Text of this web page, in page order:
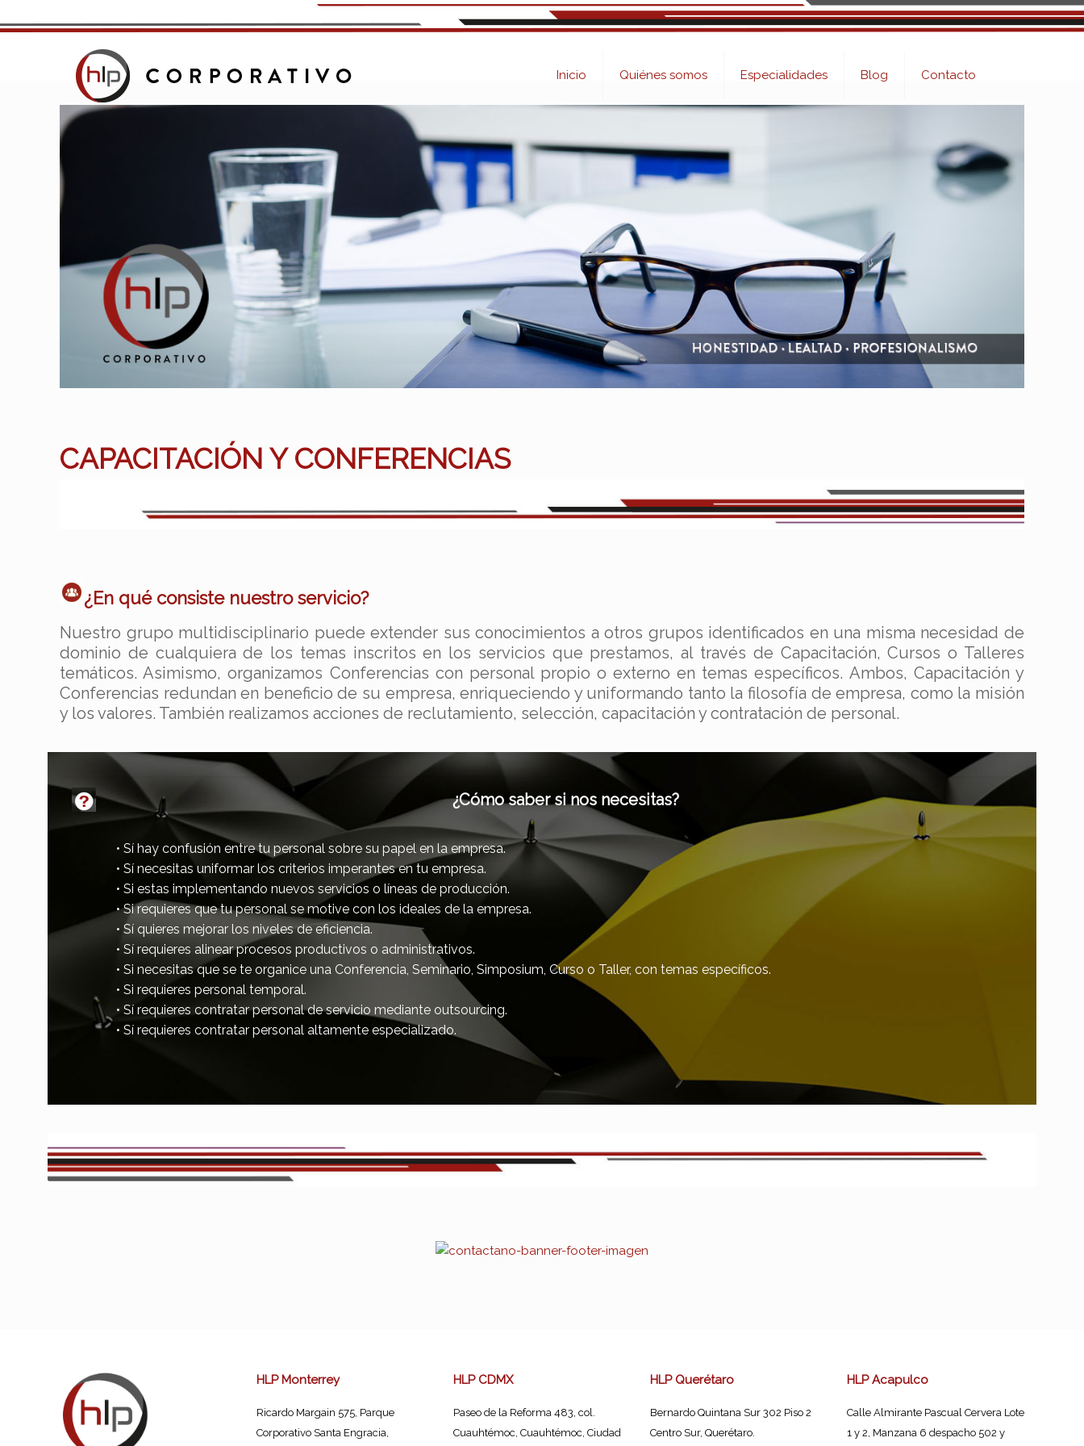
Inicio Quiénes somos Especialidades Blog Contacto
CAPACITACIÓN Y CONFERENCIAS
¿En qué consiste nuestro servicio?
Nuestro grupo multidisciplinario puede extender sus conocimientos a otros grupos identificados en una misma necesidad de
dominio de cualquiera de los temas inscritos en los servicios que prestamos, al través de Capacitación, Cursos o Talleres
temáticos. Asimismo, organizamos Conferencias con personal propio o externo en temas específicos. Ambos, Capacitación y
Conferencias redundan en beneficio de su empresa, enriqueciendo y uniformando tanto la filosofía de empresa, como la misión
y los valores. También realizamos acciones de reclutamiento, selección, capacitación y contratación de personal.
¿Cómo saber si nos necesitas?
• Sí hay confusión entre tu personal sobre su papel en la empresa.
• Sí necesitas uniformar los criterios imperantes en tu empresa.
• Si estas implementando nuevos servicios o líneas de producción.
• Si requieres que tu personal se motive con los ideales de la empresa.
• Sí quieres mejorar los niveles de eficiencia.
• Sí requieres alinear procesos productivos o administrativos.
• Si necesitas que se te organice una Conferencia, Seminario, Simposium, Curso o Taller, con temas específicos.
• Si requieres personal temporal.
• Sí requieres contratar personal de servicio mediante outsourcing.
• Sí requieres contratar personal altamente especializado.
HLP Monterrey
Ricardo Margain 575, Parque
Corporativo Santa Engracia,
HLP CDMX
Paseo de la Reforma 483, col.
Cuauhtémoc, Cuauhtémoc, Ciudad
HLP Querétaro
Bernardo Quintana Sur 302 Piso 2
Centro Sur, Querétaro.
HLP Acapulco
Calle Almirante Pascual Cervera Lote
1 y 2, Manzana 6 despacho 502 y